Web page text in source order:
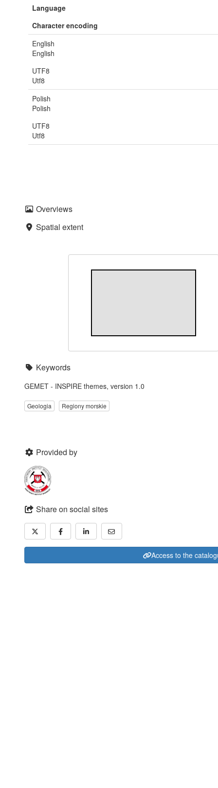
Language
Character encoding
English
English
UTF8
Utf8
Polish
Polish
UTF8
Utf8
Overviews
Spatial extent
Keywords
GEMET - INSPIRE themes, version 1.0
Geologia Regiony morskie
Provided by
Share on social sites
Access to the